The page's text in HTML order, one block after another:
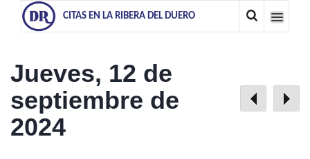
CITAS EN LA RIBERA DEL DUERO
Jueves, 12 de
septiembre de
2024